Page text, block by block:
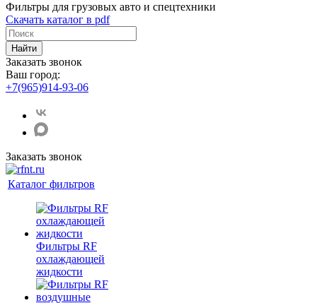
Фильтры для грузовых авто и спецтехники
Скачать каталог в pdf
Найти
Заказать звонок
Ваш город:
+7(965)914-93-06
Заказать звонок
Каталог фильтров
Фильтры RF
охлаждающей
жидкости